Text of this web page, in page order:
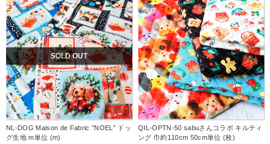
SOLD OUT
NL-DOG Maison de Fabric ”NOEL” ドッ
グ生地 m単位 (m)
QIL-OPTN-50 sabuさんコラボ キルティ
ング 巾約110cm 50cm単位 (枚)